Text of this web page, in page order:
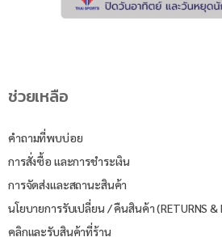
ช่วยเหลือ
คำถามที่พบบ่อย
การสั่งซื้อ และการชำระเงิน
การจัดส่งและสถานะสินค้า
นโยบายการรับเปลี่ยน / คืนสินค้า (RETURNS &
คลิกและรับสินค้าที่ร้าน